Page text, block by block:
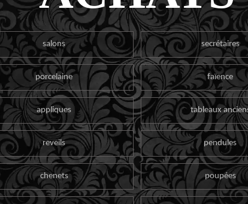
salons secrétaires
porcelaine faïence
appliques tableaux
reveils pendules
chenets poupées